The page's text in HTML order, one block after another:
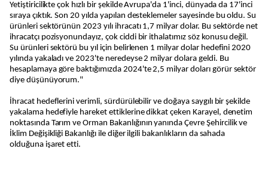
Yetiştiricilikte çok hızlı bir şekilde Avrupa'da 1'inci, dünyada da 17'inci
sıraya çıktık. Son 20 yılda yapılan desteklemeler sayesinde bu oldu. Su
ürünleri sektörünün 2023 yılı ihracatı 1,7 milyar dolar. Bu sektörde net
ihracatçı pozisyonundayız, çok ciddi bir ithalatımız söz konusu değil.
Su ürünleri sektörü bu yıl için belirlenen 1 milyar dolar hedefini 2020
yılında yakaladı ve 2023'te neredeyse 2 milyar dolara geldi. Bu
hesaplamaya göre baktığımızda 2024'te 2,5 milyar doları görür sektör
diye düşünüyorum."
İhracat hedeflerini verimli, sürdürülebilir ve doğaya saygılı bir şekilde
yakalama hedefiyle hareket ettiklerine dikkat çeken Karayel, denetim
noktasında Tarım ve Orman Bakanlığının yanında Çevre Şehircilik ve
İklim Değişikliği Bakanlığı ile diğer ilgili bakanlıkların da sahada
olduğuna işaret etti.